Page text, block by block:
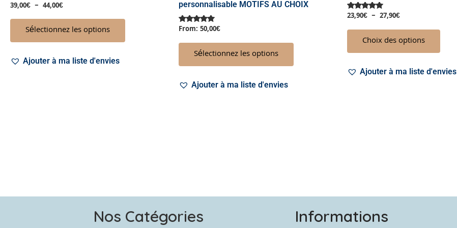
39,00€ – 44,00€
Sélectionnez les options
Ajouter à ma liste d'envies
personnalisable MOTIFS AU CHOIX
Note
sur 5
From: 50,00€
Sélectionnez les options
produit
Ajouter à ma liste d'envies
Note
sur 5
23,90€ – 27,90€
Choix des options
Ajouter à ma liste d'envies
Nos Catégories Informations